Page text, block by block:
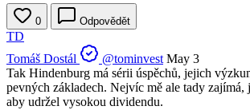
0 Odpovědět
TD
Tomáš Dostál
@tominvest May 3
Tak Hindenburg má sérii úspěchů, jejich
pevných základech. Nejvíc mě ale tady zajímá,
aby udržel vysokou dividendu.